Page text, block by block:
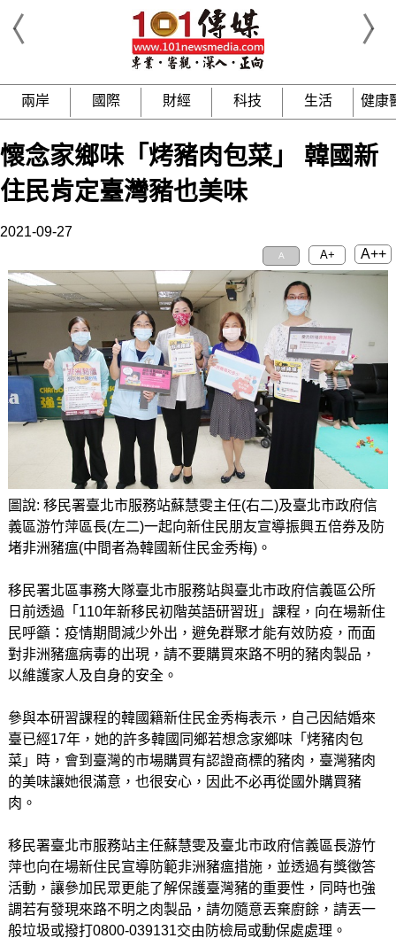
兩岸 國際 財經 科技 生活 健康
懷念家鄉味「烤豬肉包菜」 韓國新
住民肯定臺灣豬也美味
2021-09-27
A A+ A++
圖說: 移民署臺北市服務站蘇慧雯主任(右二)及臺北市政府信
義區游竹萍區長(左二)一起向新住民朋友宣導振興五倍券及防
堵非洲豬瘟(中間者為韓國新住民金秀梅)。
移民署北區事務大隊臺北市服務站與臺北市政府信義區公所
日前透過「110年新移民初階英語研習班」課程，向在場新住
民呼籲：疫情期間減少外出，避免群聚才能有效防疫，而面
對非洲豬瘟病毒的出現，請不要購買來路不明的豬肉製品，
以維護家人及自身的安全。
參與本研習課程的韓國籍新住民金秀梅表示，自己因結婚來
臺已經17年，她的許多韓國同鄉若想念家鄉味「烤豬肉包
菜」時，會到臺灣的市場購買有認證商標的豬肉，臺灣豬肉
的美味讓她很滿意，也很安心，因此不必再從國外購買豬
肉。
移民署臺北市服務站主任蘇慧雯及臺北市政府信義區長游竹
萍也向在場新住民宣導防範非洲豬瘟措施，並透過有獎徵答
活動，讓參加民眾更能了解保護臺灣豬的重要性，同時也強
調若有發現來路不明之肉製品，請勿隨意丟棄廚餘，請丟一
般垃圾或撥打0800-039131交由防檢局或動保處處理。